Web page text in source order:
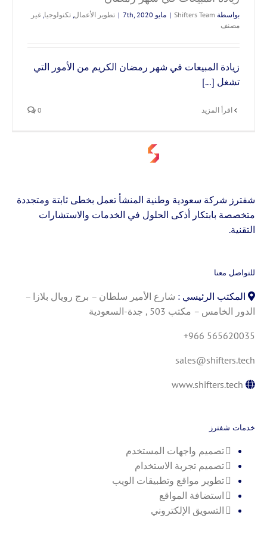
بواسطة Shifters Team
| مايو 7th, 2020 | تطوير الأعمال, تكنولوجيا, غير
مصنف
زيادة المبيعات في شهر رمضان الكريم من الأمور التي
تشغل [...]
0
شفترز شركة سعودية وطنية المنشأ تعمل بخطى ثابتة ومتجددة
متخصصة بابتكار أذكى الحلول في الخدمات والاستشارات
التقنية.
للتواصل معنا
المكتب الرئيسي : شارع الأمير سلطان – برج رويال بلازا –
الدور الخامس – مكتب 503 , جدة-السعودية
+966 565620035
sales@shifters.tech
www.shifters.tech
خدمات شفترز
تصميم واجهات المستخدم
تصميم تجربة الاستخدام
تطوير مواقع وتطبيقات الويب
استضافة المواقع
التسويق الإلكتروني